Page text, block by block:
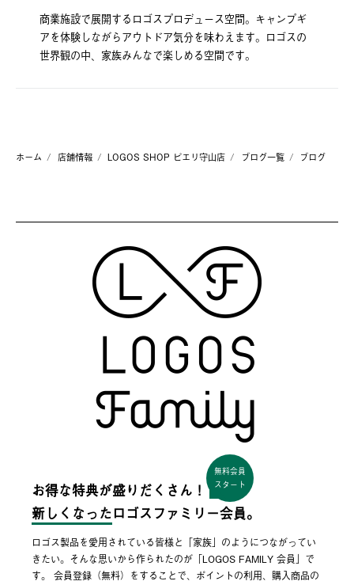
商業施設で展開するロゴスプロデュース空間。キャンプギ
アを体験しながらアウトドア気分を味わえます。ロゴスの
世界観の中、家族みんなで楽しめる空間です。
ホーム 店舗情報 LOGOS SHOP ピエリ守山店 ブログ一覧 ブログ
お得な特典が盛りだくさん！
無料会員
スタート
新しくなった ロゴスファミリー会員。
ロゴス製品を愛用されている皆様と「家族」のようにつながってい
きたい。そんな思いから作られたのが「LOGOS FAMILY 会員」で
す。 会員登録（無料）をすることで、ポイントの利用、購入商品の